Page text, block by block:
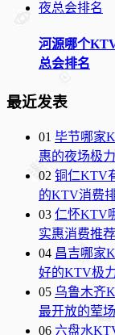
河源哪个
总会排名
最近发表
01 毕节哪家
惠的夜场极
02 铜仁KTV
的KTV消费
03 仁怀KTV
实惠消费推荐
04 昌吉哪家
好的KTV极
05 乌鲁木齐
最开放的荤
06 六盘水